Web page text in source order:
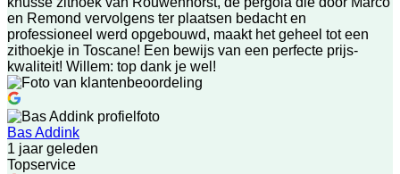
en Remond vervolgens ter plaatsen bedacht en
professioneel werd opgebouwd, maakt het geheel tot een
zithoekje in Toscane! Een bewijs van een perfecte prijs-
kwaliteit! Willem: top dank je wel!
Bas Addink
1 jaar geleden
Topservice